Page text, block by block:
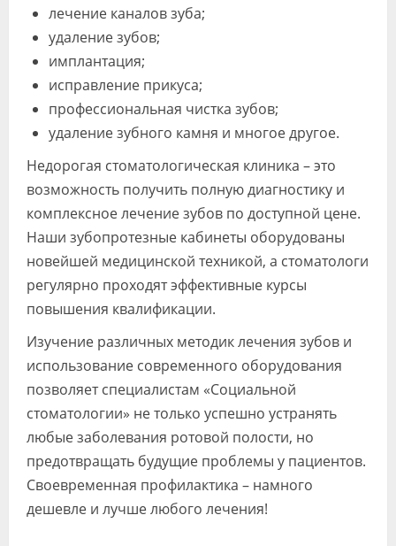
лечение каналов зуба;
удаление зубов;
имплантация;
исправление прикуса;
профессиональная чистка зубов;
удаление зубного камня и многое другое.
Недорогая стоматологическая клиника – это
возможность получить полную диагностику и
комплексное лечение зубов по доступной цене.
Наши зубопротезные кабинеты оборудованы
новейшей медицинской техникой, а стоматологи
регулярно проходят эффективные курсы
повышения квалификации.
Изучение различных методик лечения зубов и
использование современного оборудования
позволяет специалистам «Социальной
стоматологии» не только успешно устранять
любые заболевания ротовой полости, но
предотвращать будущие проблемы у пациентов.
Своевременная профилактика – намного
дешевле и лучше любого лечения!